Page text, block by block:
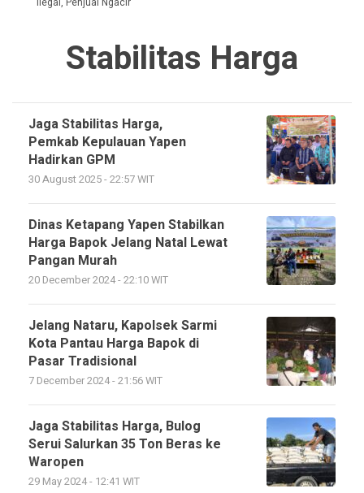
Stabilitas Harga
Jaga Stabilitas Harga,
Pemkab Kepulauan Yapen
Hadirkan GPM
30 August 2025 - 22:57 WIT
Dinas Ketapang Yapen Stabilkan
Harga Bapok Jelang Natal Lewat
Pangan Murah
20 December 2024 - 22:10 WIT
Jelang Nataru, Kapolsek Sarmi
Kota Pantau Harga Bapok di
Pasar Tradisional
7 December 2024 - 21:56 WIT
Jaga Stabilitas Harga, Bulog
Serui Salurkan 35 Ton Beras ke
Waropen
29 May 2024 - 12:41 WIT